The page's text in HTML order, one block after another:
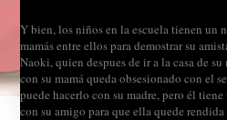
Y bien, los niños en la escuela tienen un
mamás entre ellos para demostrar su
Naoki, quien despues de ir a la casa de
con su mamá queda obsesionado con el
puede hacerlo con su madre, pero él
con su amigo para que ella quede